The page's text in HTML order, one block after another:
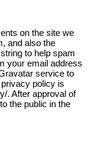
on the site we
and also the
to help spam
your email address
service to
policy is
. After approval of
the public in the